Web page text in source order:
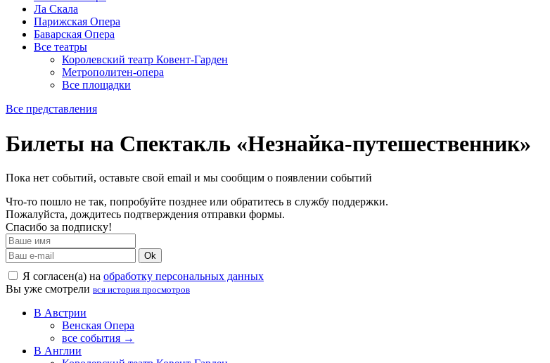
Ла Скала
Парижская Опера
Баварская Опера
Все театры
Королевский театр Ковент-Гарден
Метрополитен-опера
Все площадки
Все представления
Билеты на Спектакль «Незнайка-путешественник»
Пока нет событий, оставьте свой email и мы сообщим о появлении событий
Что-то пошло не так, попробуйте позднее или обратитесь в службу поддержки.
Пожалуйста, дождитесь подтверждения отправки формы.
Спасибо за подписку!
Ok
Я согласен(а) на обработку персональных данных
Вы уже смотрели вся история просмотров
В Австрии
Венская Опера
все события →
В Англии